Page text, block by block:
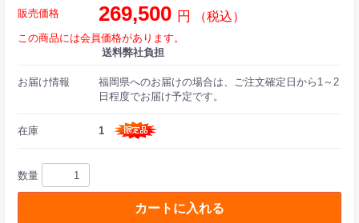
販売価格 269,500 円 （税込）
この商品には会員価格があります。
送料弊社負担
お届け情報
福岡県へのお届けの場合は、ご注文確定日から1～2
日程度でお届け予定です。
在庫 1
数量
カートに入れる